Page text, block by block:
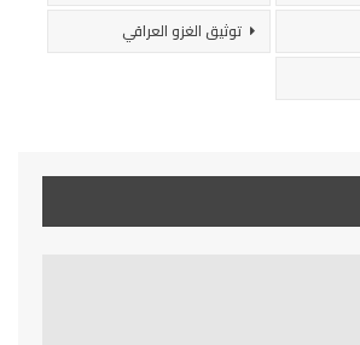
توثيق الغزو العراقي